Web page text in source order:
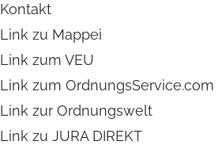
Kontakt
Link zu Mappei
Link zum VEU
Link zum OrdnungsService.com
Link zur Ordnungswelt
Link zu JURA DIREKT